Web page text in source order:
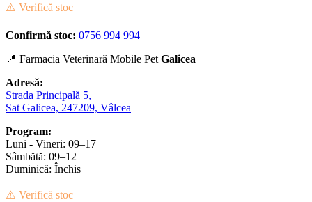
⚠️ Verifică stoc
Confirmă stoc: 0756 994 994
📍 Farmacia Veterinară Mobile Pet Galicea
Adresă:
Strada Principală 5,
Sat Galicea, 247209, Vâlcea
Program:
Luni - Vineri: 09–17
Sâmbătă: 09–12
Duminică: Închis
⚠️ Verifică stoc